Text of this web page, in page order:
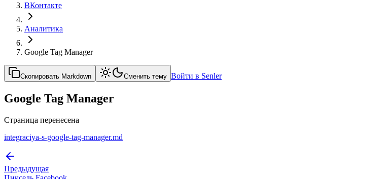
ВКонтакте
Аналитика
Google Tag Manager
Скопировать Markdown Сменить тему Войти в Senler
Google Tag Manager
Страница перенесена
integraciya-s-google-tag-manager.md
Предыдущая